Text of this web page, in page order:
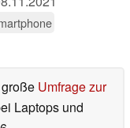
Umfrage zur
Laptops und